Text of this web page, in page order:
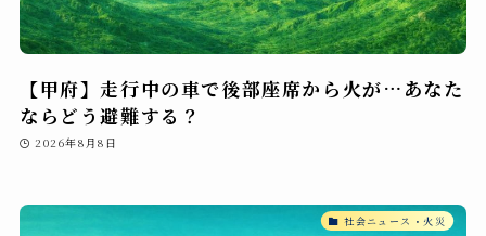
【甲府】走行中の車で後部座席から火が…あなた
ならどう避難する？
2026年8月8日
社会ニュース・火災